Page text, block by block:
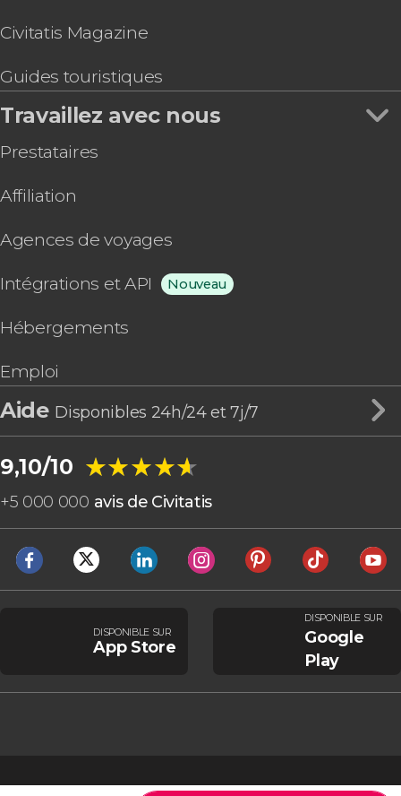
Civitatis Magazine
Guides touristiques
Travaillez avec nous
Prestataires
Affiliation
Agences de voyages
Intégrations et API Nouveau
Hébergements
Emploi
Aide Disponibles 24h/24 et 7j/7
9,10/10 ★★★★★
★★★★★
+5 000 000 avis de Civitatis
DISPONIBLE SUR
App Store
DISPONIBLE SUR
Google
Play